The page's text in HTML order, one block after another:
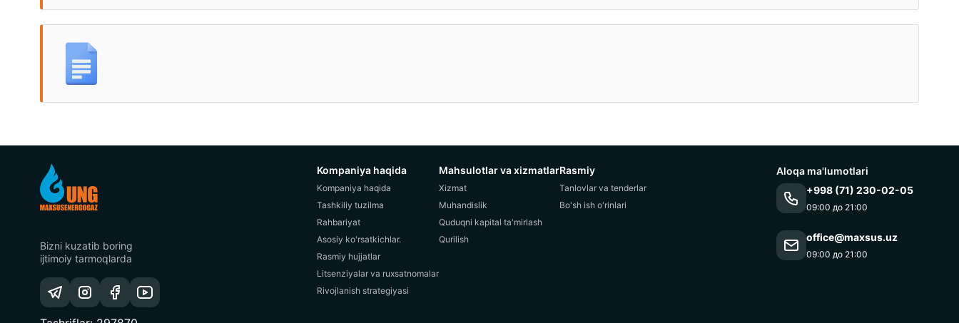
Bizni kuzatib boring
ijtimoiy tarmoqlarda
Kompaniya haqida
Kompaniya haqida
Tashkiliy tuzilma
Rahbariyat
Asosiy ko'rsatkichlar.
Rasmiy hujjatlar
Litsenziyalar va ruxsatnomalar
Rivojlanish strategiyasi
Mahsulotlar va xizmatlar
Xizmat
Muhandislik
Quduqni kapital ta'mirlash
Qurilish
Rasmiy
Tanlovlar va tenderlar
Bo'sh ish o'rinlari
Aloqa ma'lumotlari
+998 (71) 230-02-05
09:00 до 21:00
office@maxsus.uz
09:00 до 21:00